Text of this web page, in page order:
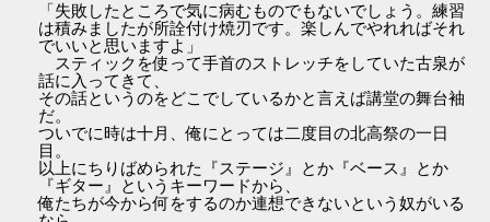
「失敗したところで気に病むものでもないでしょう。練習
は積みましたが所詮付け焼刃です。楽しんでやれればそれ
でいいと思いますよ」
スティックを使って手首のストレッチをしていた古泉が
話に入ってきて、
その話というのをどこでしているかと言えば講堂の舞台袖
だ。
ついでに時は十月、俺にとっては二度目の北高祭の一日
目。
以上にちりばめられた『ステージ』とか『ベース』とか
『ギター』というキーワードから、
俺たちが今から何をするのか連想できないという奴がいる